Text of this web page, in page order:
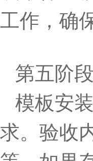
工作，确
第五阶
模板安
求。验收